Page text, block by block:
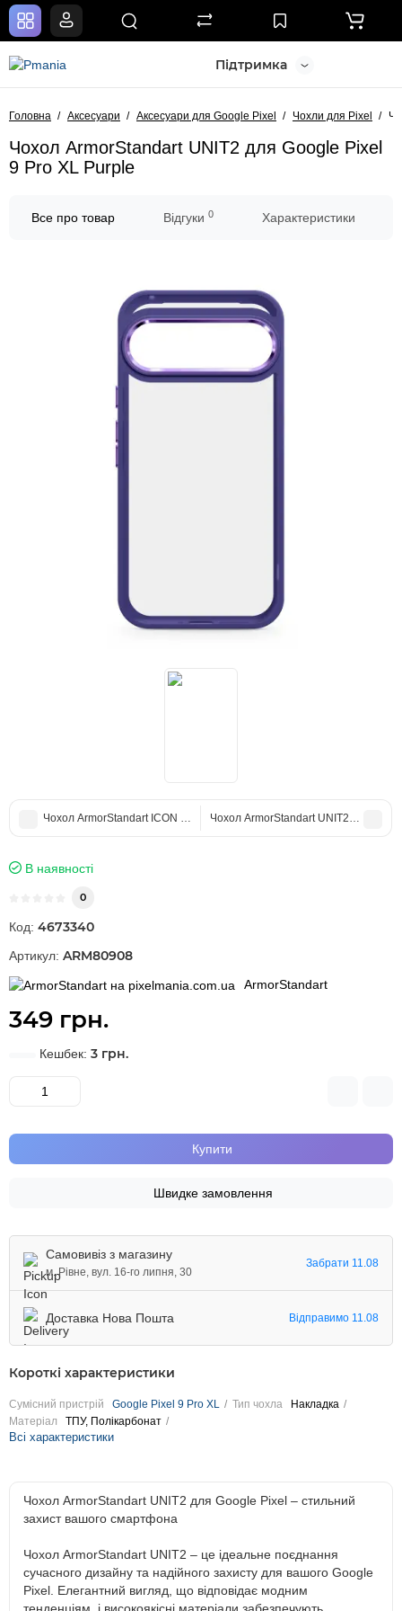
Підтримка
Головна Аксесуари Аксесуари для Google Pixel Чохли для Pixel
Чохол ArmorStandart UNIT2 для Google Pixel
9 Pro XL Purple
Все про товар Відгуки 0 Характеристики
Чохол ArmorStandart ICON для Google Pixel 5 Black
Чохол ArmorStandart UNIT2 для
В наявності
0
Код: 4673340
Артикул: ARM80908
ArmorStandart
349 грн.
Кешбек: 3 грн.
Купити
Швидке замовлення
Самовивіз з магазину
м. Рівне, вул. 16-го липня, 30
Забрати 11.08
Доставка Нова Пошта Відправимо 11.08
Короткі характеристики
Сумісний пристрій Google Pixel 9 Pro XL Тип чохла
Накладка
Матеріал
ТПУ, Полікарбонат
Всі характеристики
Чохол ArmorStandart UNIT2 для Google Pixel – стильний
захист вашого смартфона
Чохол ArmorStandart UNIT2 – це ідеальне поєднання
сучасного дизайну та надійного захисту для вашого Google
Pixel. Елегантний вигляд, що відповідає модним